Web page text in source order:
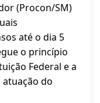
(Procon/SM)
até o dia 5
o princípio
Federal e a
do